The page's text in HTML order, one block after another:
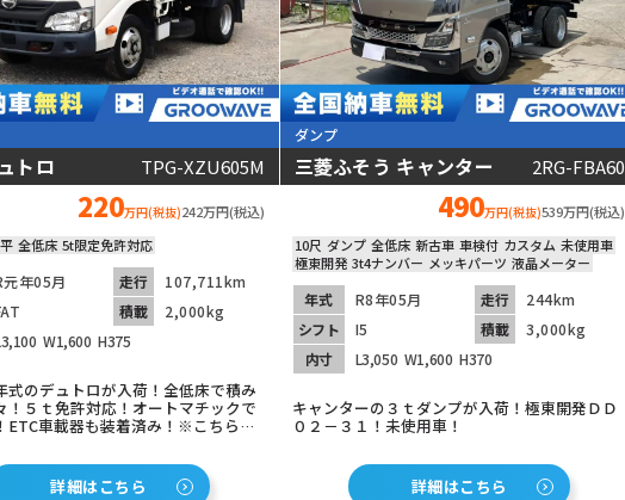
ー
車種名
離
シフト
フリーワード
トロ TPG-XZU605M
220万円(税抜)242万円(税込)
全低床 5t限定免許対応
元年05月 走行
107,711km
積載
2,000kg
W1,600 H375
式のデュトロが入荷！全低床で積み
！５ｔ免許対応！オートマチックで
ETC車載器も装着済み！※こちらの
さい！
詳細はこちら
動画あり
ダンプ
三菱ふそう キャンター 2RG-FBA60
490万円(税抜)539万円(税込)
10尺 ダンプ 全低床 新古車 車検付 カスタム 未使用車
極東開発 3t4ナンバー メッキパーツ 液晶メーター
年式 R8年05月 走行
244km
シフト
I5 積載
3,000kg
内寸
L3,050 W1,600 H370
キャンターの３ｔダンプが入荷！極東開発ＤＤ
０２－３１！未使用車！
詳細はこちら
動画あり